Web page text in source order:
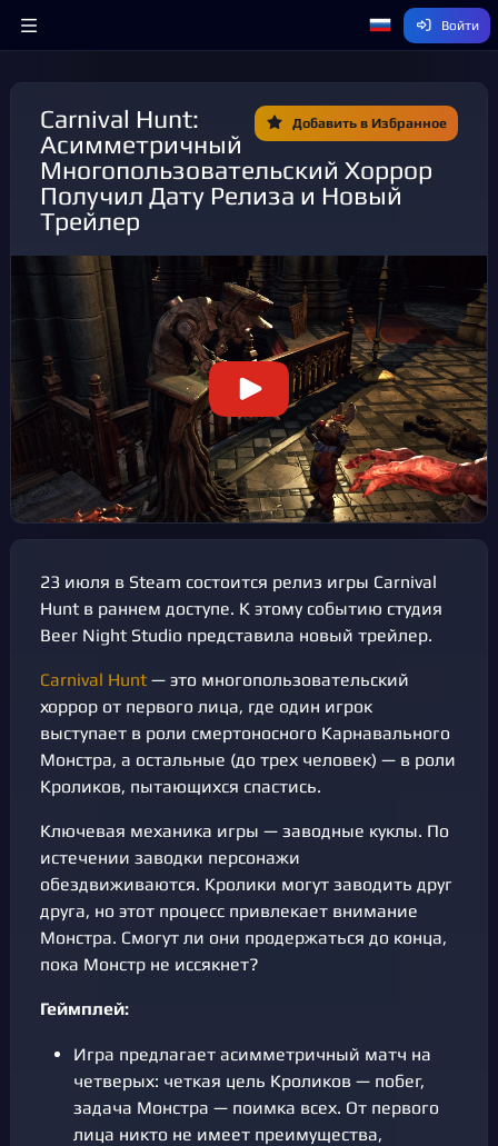
Войти
Добавить в Избранное
Carnival Hunt:
Асимметричный
Многопользовательский Хоррор
Получил Дату Релиза и Новый
Трейлер
23 июля в Steam состоится релиз игры Carnival
Hunt в раннем доступе. К этому событию студия
Beer Night Studio представила новый трейлер.
Carnival Hunt — это многопользовательский
хоррор от первого лица, где один игрок
выступает в роли смертоносного Карнавального
Монстра, а остальные (до трех человек) — в роли
Кроликов, пытающихся спастись.
Ключевая механика игры — заводные куклы. По
истечении заводки персонажи
обездвиживаются. Кролики могут заводить друг
друга, но этот процесс привлекает внимание
Монстра. Смогут ли они продержаться до конца,
пока Монстр не иссякнет?
Геймплей:
Игра предлагает асимметричный матч на
четверых: четкая цель Кроликов — побег,
задача Монстра — поимка всех. От первого
лица никто не имеет преимущества,